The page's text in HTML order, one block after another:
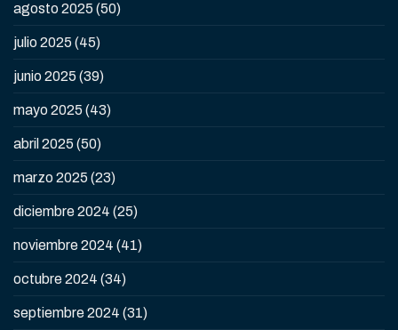
agosto 2025 (50)
julio 2025 (45)
junio 2025 (39)
mayo 2025 (43)
abril 2025 (50)
marzo 2025 (23)
diciembre 2024 (25)
noviembre 2024 (41)
octubre 2024 (34)
septiembre 2024 (31)